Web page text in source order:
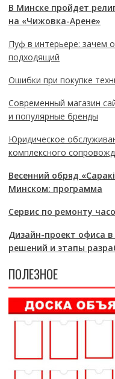
В Минске пройдет
на «Чижовка-Арене»
Пуф в интерьере: зачем
подходящий
Ошибки при покупке
Современный магазин
и популярные бренды
Юридическое
комплексного
Весенний обряд
Минском: программа
Сервис по ремонту
Дизайн-проект офиса
решений и этапы
ПОЛЕЗНОЕ